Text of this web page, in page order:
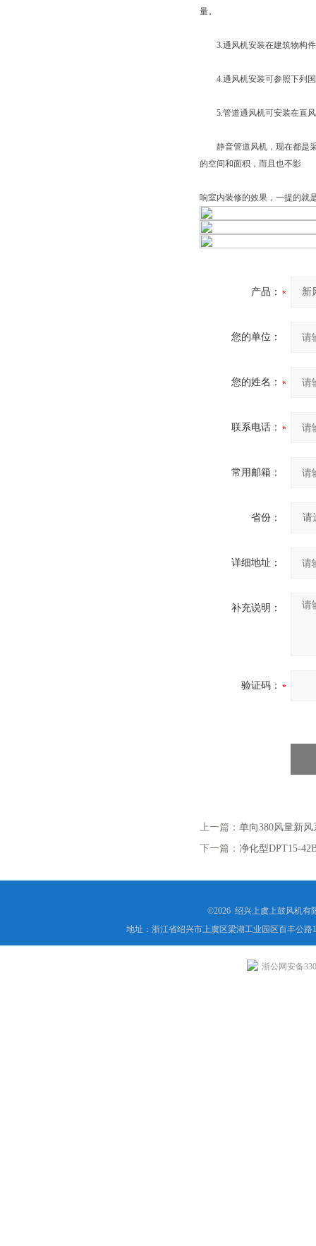
量。
3.通风机安装在建筑物构件
4.通风机安装可参照下列国
5.管道通风机可安装在直风
静音管道风机，现在都是采
的空间和面积，而且也不影
响室内装修的效果，一提的就
产品：
您的单位：
您的姓名：
联系电话：
常用邮箱：
省份：
详细地址：
补充说明：
验证码：
上一篇： 单向380风量新
下一篇： 净化型DPT15-
©2026 绍兴上虞上鼓风机有
地址：浙江省绍兴市上虞区梁湖工业园区百丰公路
浙公网安备